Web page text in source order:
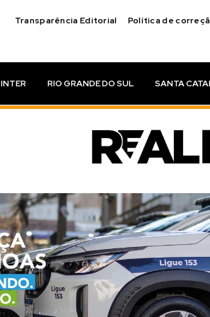
Transparência Editorial Política de
INTER RIO GRANDE DO SUL SANTA